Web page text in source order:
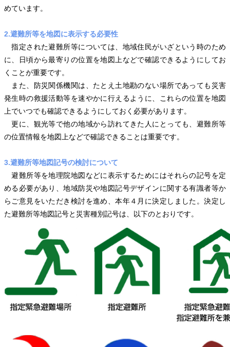
めています。
2.避難所等を地図に表示する必要性
指定された避難所等については、地域住民がいざという時のため
に、日頃から最寄りの位置を地図上などで確認できるようにしてお
くことが重要です。
また、防災関係機関は、たとえ土地勘のない場所であっても災害
発生時の救援活動等を速やかに行えるように、これらの位置を地図
上でいつでも確認できるようにしておく必要があります。
更に、観光等で他の地域から訪れてきた人にとっても、避難所等
の位置情報を地図上などで確認できることは重要です。
3.避難所等地図記号の検討について
避難所等を地理院地図などに表示するためにはそれらの記号を定
める必要があり、地域防災や地図記号デザインに関する有識者等か
らご意見をいただき検討を進め、本年４月に決定しました。決定し
た避難所等地図記号と災害種別記号は、以下のとおりです。